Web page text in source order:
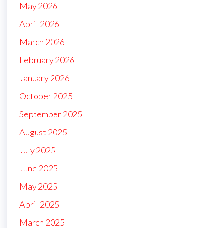
May 2026
April 2026
March 2026
February 2026
January 2026
October 2025
September 2025
August 2025
July 2025
June 2025
May 2025
April 2025
March 2025